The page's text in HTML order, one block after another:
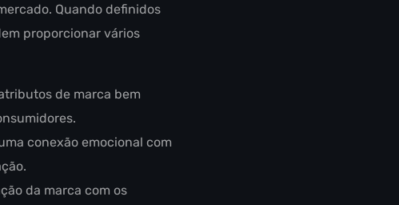
Quando definidos
proporcionar vários
de marca bem
conexão emocional com
da marca com os